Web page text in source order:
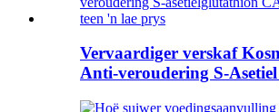
Vervaardiger verskaf
Anti-veroudering S-